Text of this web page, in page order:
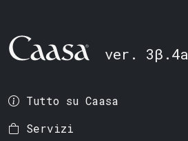
ver. 3β.4a
Tutto su Caasa
Servizi